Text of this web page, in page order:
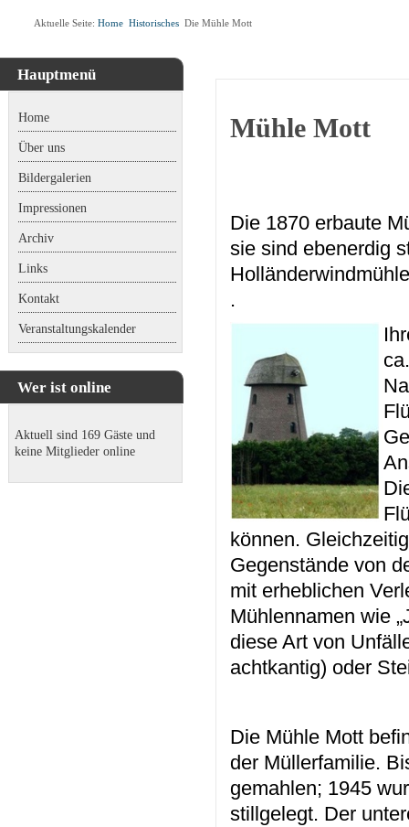
Aktuelle Seite: Home Historisches Die Mühle Mott
Hauptmenü
Home
Über uns
Bildergalerien
Impressionen
Archiv
Links
Kontakt
Veranstaltungskalender
Wer ist online
Aktuell sind 169 Gäste und
keine Mitglieder online
Mühle Mott
Die 1870 erbaute
sie sind ebenerdig
.
können.
Gegenstände von
mit erheblichen
Mühlennamen wie
diese Art von
achtkantig) oder
Die Mühle Mott
der Müllerfamilie.
gemahlen; 1945
stillgelegt. Der